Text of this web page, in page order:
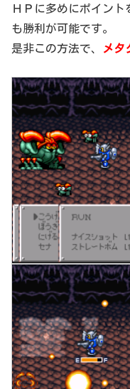
ＨＰに多めにポイン
も勝利が可能です。
是非この方法で、
メタ